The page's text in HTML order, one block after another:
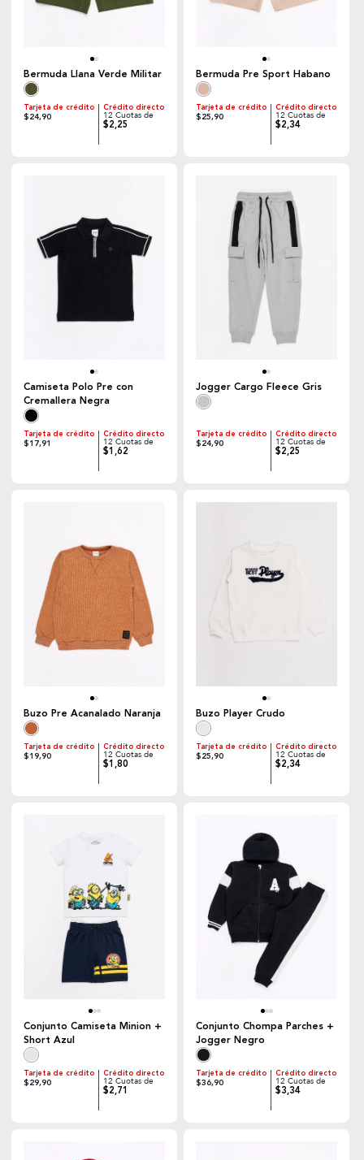
Bermuda Llana Verde Militar
Tarjeta de crédito
$24,90
Crédito directo
12 Cuotas de
$2,25
Bermuda Pre Sport Habano
Tarjeta de crédito
$25,90
Crédito directo
12 Cuotas de
$2,34
Camiseta Polo Pre con
Cremallera Negra
Tarjeta de crédito
$17,91
Crédito directo
12 Cuotas de
$1,62
Jogger Cargo Fleece Gris
Tarjeta de crédito
$24,90
Crédito directo
12 Cuotas de
$2,25
Buzo Pre Acanalado Naranja
Tarjeta de crédito
$19,90
Crédito directo
12 Cuotas de
$1,80
Buzo Player Crudo
Tarjeta de crédito
$25,90
Crédito directo
12 Cuotas de
$2,34
Conjunto Camiseta Minion +
Short Azul
Tarjeta de crédito
$29,90
Crédito directo
12 Cuotas de
$2,71
Conjunto Chompa Parches +
Jogger Negro
Tarjeta de crédito
$36,90
Crédito directo
12 Cuotas de
$3,34